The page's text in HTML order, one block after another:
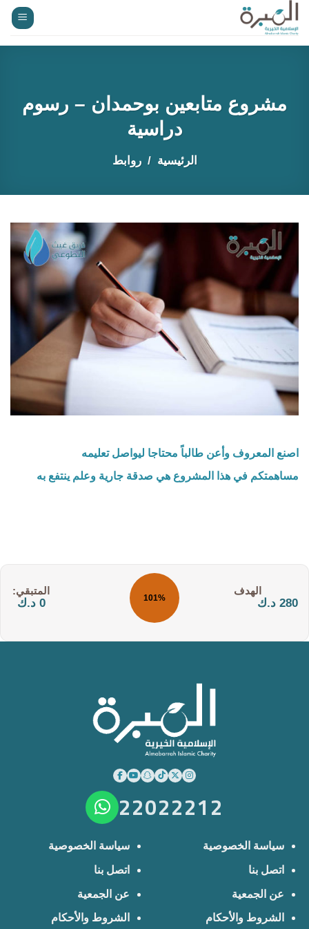
تخطي
للمحتوى
مشروع متابعين بوحمدان – رسوم
دراسية
الرئيسية روابط
اصنع المعروف وأعن طالباً محتاجا ليواصل تعليمه
مساهمتكم في هذا المشروع هي صدقة جارية وعلم ينتفع به
280 د.ك 101%
المتبقي:
0 د.ك
22022212
سياسة الخصوصية
اتصل بنا
عن الجمعية
الشروط والأحكام
سياسة الخصوصية
اتصل بنا
عن الجمعية
الشروط والأحكام